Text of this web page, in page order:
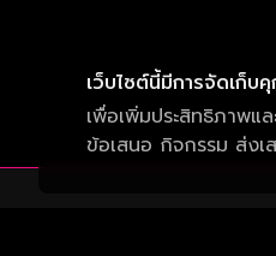
เว็บไซต์นี้มีการจัดเก็บ
เพื่อเพิ่มประสิทธิภาพแ
ข้อเสนอ กิจกรรม ส่งเ